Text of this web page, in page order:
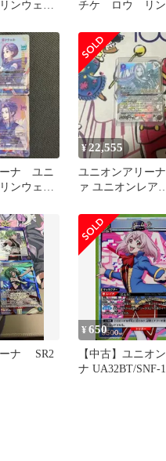
ンウェ
チケ ロウ リン
ーナ ユニ
ンウェ
¥22,555
ユニオンアリー
ァ ユニオンレア
ーナ SR2
¥650
【中古】ユニオ
ナ UA32BT/SNF-